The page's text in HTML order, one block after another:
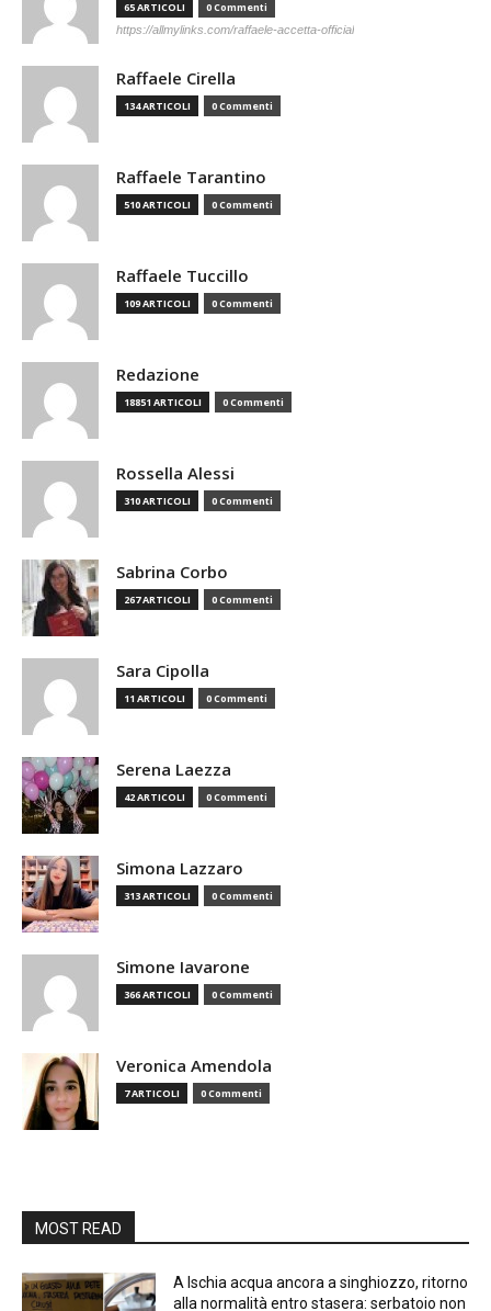
65 ARTICOLI 0 Commenti
https://allmylinks.com/raffaele-accetta-official
Raffaele Cirella
134 ARTICOLI 0 Commenti
Raffaele Tarantino
510 ARTICOLI 0 Commenti
Raffaele Tuccillo
109 ARTICOLI 0 Commenti
Redazione
18851 ARTICOLI 0 Commenti
Rossella Alessi
310 ARTICOLI 0 Commenti
Sabrina Corbo
267 ARTICOLI 0 Commenti
Sara Cipolla
11 ARTICOLI 0 Commenti
Serena Laezza
42 ARTICOLI 0 Commenti
Simona Lazzaro
313 ARTICOLI 0 Commenti
Simone Iavarone
366 ARTICOLI 0 Commenti
Veronica Amendola
7 ARTICOLI 0 Commenti
MOST READ
A Ischia acqua ancora a singhiozzo, ritorno
alla normalità entro stasera: serbatoio non